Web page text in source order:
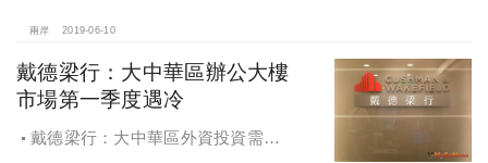
兩岸 2019-06-10
戴德梁行：大中華區辦公大樓
市場第一季度遇冷
戴德梁行：大中華區外資投資需求